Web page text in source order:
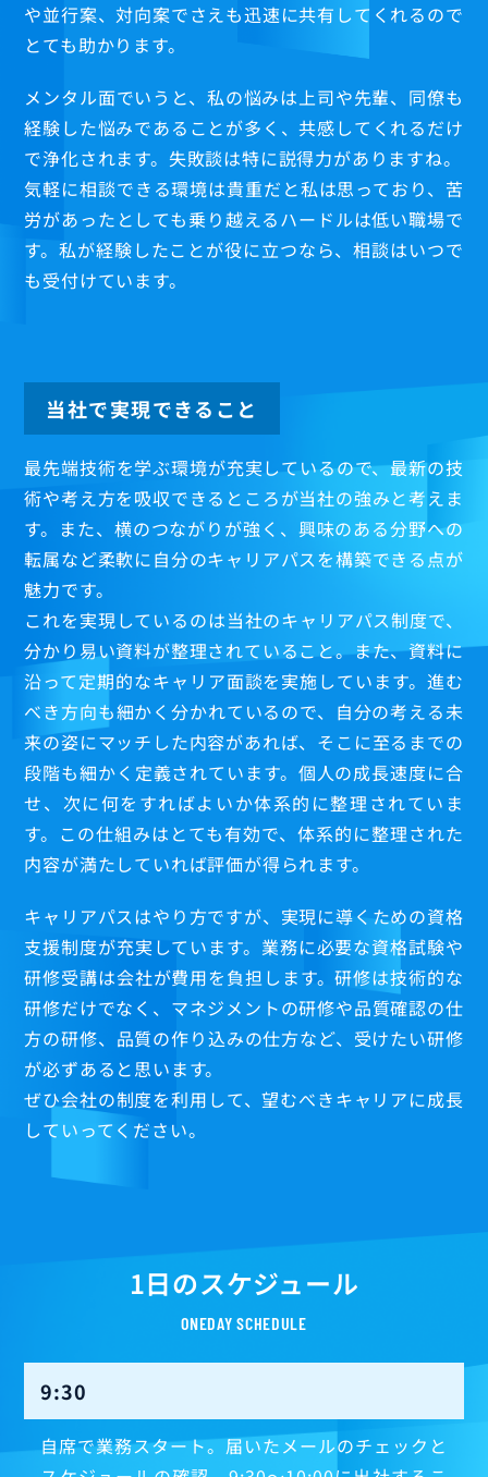
や並行案、対向案でさえも迅速に共有してくれるので
とても助かります。
メンタル面でいうと、私の悩みは上司や先輩、同僚も
経験した悩みであることが多く、共感してくれるだけ
で浄化されます。失敗談は特に説得力がありますね。
気軽に相談できる環境は貴重だと私は思っており、苦
労があったとしても乗り越えるハードルは低い職場で
す。私が経験したことが役に立つなら、相談はいつで
も受付けています。
当社で実現できること
最先端技術を学ぶ環境が充実しているので、最新の技
術や考え方を吸収できるところが当社の強みと考えま
す。また、横のつながりが強く、興味のある分野への
転属など柔軟に自分のキャリアパスを構築できる点が
魅力です。
これを実現しているのは当社のキャリアパス制度で、
分かり易い資料が整理されていること。また、資料に
沿って定期的なキャリア面談を実施しています。進む
べき方向も細かく分かれているので、自分の考える未
来の姿にマッチした内容があれば、そこに至るまでの
段階も細かく定義されています。個人の成長速度に合
せ、次に何をすればよいか体系的に整理されていま
す。この仕組みはとても有効で、体系的に整理された
内容が満たしていれば評価が得られます。
キャリアパスはやり方ですが、実現に導くための資格
支援制度が充実しています。業務に必要な資格試験や
研修受講は会社が費用を負担します。研修は技術的な
研修だけでなく、マネジメントの研修や品質確認の仕
方の研修、品質の作り込みの仕方など、受けたい研修
が必ずあると思います。
ぜひ会社の制度を利用して、望むべきキャリアに成長
していってください。
1日のスケジュール
ONEDAY SCHEDULE
9:30
自席で業務スタート。届いたメールのチェックと